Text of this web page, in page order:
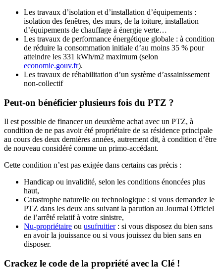
Les travaux d’isolation et d’installation d’équipements :
isolation des fenêtres, des murs, de la toiture, installation
d’équipements de chauffage à énergie verte…
Les travaux de performance énergétique globale : à condition
de réduire la consommation initiale d’au moins 35 % pour
atteindre les 331 kWh/m2 maximum (selon
economie.gouv.fr).
Les travaux de réhabilitation d’un système d’assainissement
non-collectif
Peut-on bénéficier plusieurs fois du PTZ ?
Il est possible de financer un deuxième achat avec un PTZ, à
condition de ne pas avoir été propriétaire de sa résidence principale
au cours des deux dernières années, autrement dit, à condition d’être
de nouveau considéré comme un primo-accédant.
Cette condition n’est pas exigée dans certains cas précis :
Handicap ou invalidité, selon les conditions énoncées plus
haut,
Catastrophe naturelle ou technologique : si vous demandez le
PTZ dans les deux ans suivant la parution au Journal Officiel
de l’arrêté relatif à votre sinistre,
Nu-propriétaire ou usufruitier: si vous disposez du bien sans
en avoir la jouissance ou si vous jouissez du bien sans en
disposer.
Crackez le code de la propriété avec la Clé !